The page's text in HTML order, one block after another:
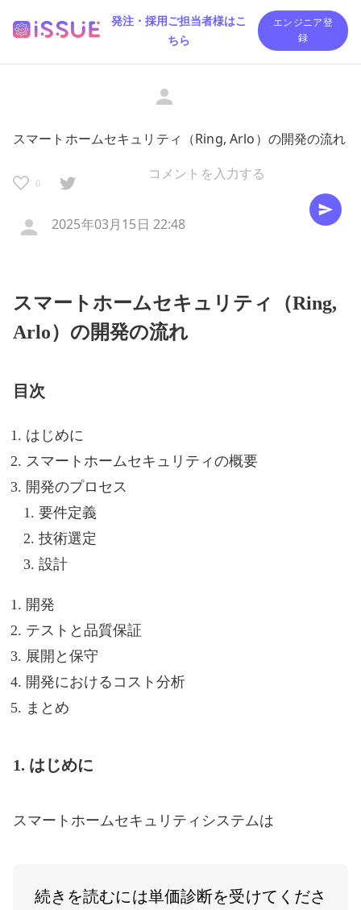
発注・採用ご担当者様はこ
ちら
エンジニア登
録
スマートホームセキュリティ（Ring, Arlo）の開発の流れ
0
2025年03月15日 22:48
スマートホームセキュリティ（Ring,
Arlo）の開発の流れ
目次
はじめに
スマートホームセキュリティの概要
開発のプロセス
要件定義
技術選定
設計
開発
テストと品質保証
展開と保守
開発におけるコスト分析
まとめ
1. はじめに
スマートホームセキュリティシステムは
続きを読むには単価診断を受けてくださ